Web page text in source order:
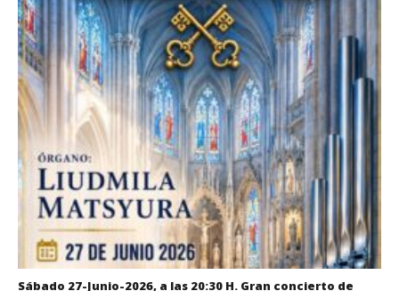
Sábado 27-Junio-2026, a las 20:30 H. Gran concierto de